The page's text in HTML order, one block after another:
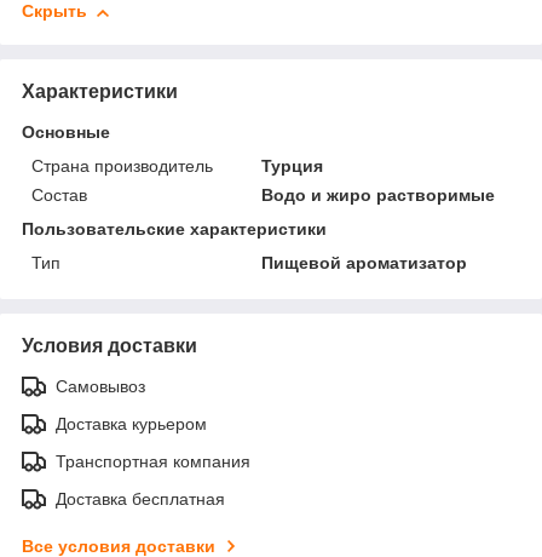
Скрыть
Характеристики
Основные
Страна производитель
Турция
Состав
Водо и жиро растворимые
Пользовательские характеристики
Тип
Пищевой ароматизатор
Условия доставки
Самовывоз
Доставка курьером
Транспортная компания
Доставка бесплатная
Все условия доставки